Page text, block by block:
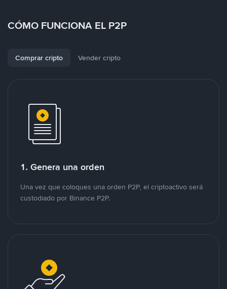
CÓMO FUNCIONA EL P2P
Comprar cripto Vender cripto
1. Genera una orden
Una vez que coloques una orden P2P, el criptoactivo será
custodiado por Binance P2P.